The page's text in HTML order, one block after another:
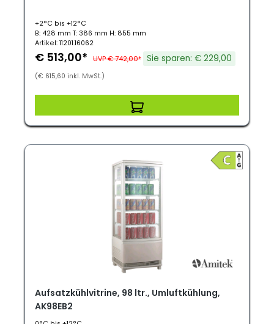
+2°C bis +12°C
B: 428 mm T: 386 mm H: 855 mm
Artikel: 11201.16062
€ 513,00* UVP € 742,00* Sie sparen: € 229,00
(€ 615,60 inkl. MwSt.)
Aufsatzkühlvitrine, 98 ltr., Umluftkühlung,
AK98EB2